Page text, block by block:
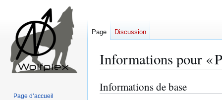
Informations pour «
Aller
à
Aller
à
Informations de base
Page Discussion
Page d’accueil